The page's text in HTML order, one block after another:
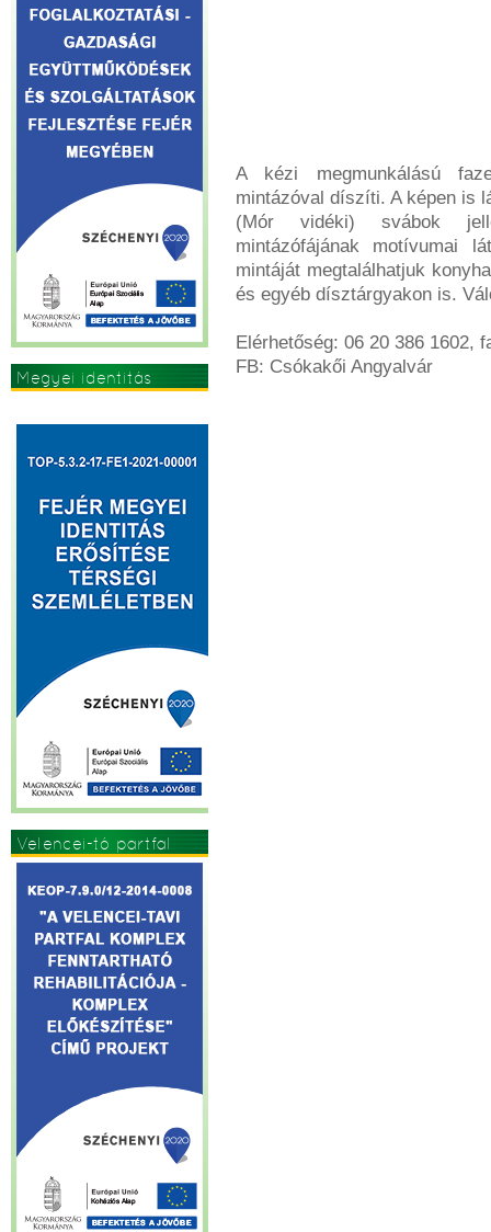
Megyei identitás
Velencei-tó partfal
A kézi megmunkálású
mintázóval díszíti. A képen is
(Mór vidéki) svábok
mintázófájának motívumai
mintáját megtalálhatjuk
és egyéb dísztárgyakon is.
Elérhetőség: 06 20 386 1602,
FB: Csókakői Angyalvár